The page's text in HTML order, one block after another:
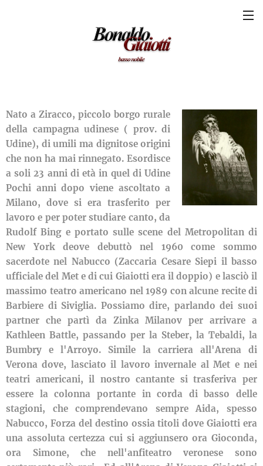
Nato a Ziracco, piccolo borgo rurale
della campagna udinese ( prov. di
Udine), di umili ma dignitose origini
che non ha mai rinnegato. Esordisce
a soli 23 anni di età in quel di Udine
Pochi anni dopo viene ascoltato a
Milano, dove si era trasferito per
lavoro e per poter studiare canto, da
Rudolf Bing e portato sulle scene del Metropolitan di
New York deove debuttò nel 1960 come sommo
sacerdote nel Nabucco (Zaccaria Cesare Siepi il basso
ufficiale del Met e di cui Giaiotti era il doppio) e lasciò il
massimo teatro americano nel 1989 con alcune recite di
Barbiere di Siviglia. Possiamo dire, parlando dei suoi
partner che partì da Zinka Milanov per arrivare a
Kathleen Battle, passando per la Steber, la Tebaldi, la
Bumbry e l'Arroyo. Simile la carriera all'Arena di
Verona dove, lasciato il lavoro invernale al Met e nei
teatri americani, il nostro cantante si trasferiva per
essere la colonna portante in corda di basso delle
stagioni, che comprendevano sempre Aida, spesso
Nabucco, Forza del destino ossia titoli dove Giaiotti era
una assoluta certezza cui si aggiunsero ora Gioconda,
ora Simone, che nell'anfiteatro veronese sono